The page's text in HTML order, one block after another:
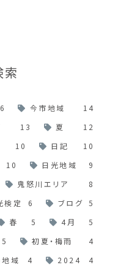
索
今市地域
14
13 夏
12
10 日記
10
10 日光地域
9
鬼怒川エリア
8
検定 6 ブログ
5
春 5 4月
5
5 初夏・梅雨
4
域 4 2024
4